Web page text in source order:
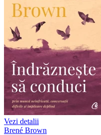
Vezi detalii
Brené Brown